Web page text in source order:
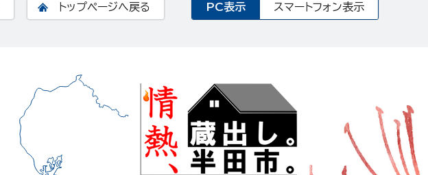
トップページへ戻る PC表示 スマートフォン表示